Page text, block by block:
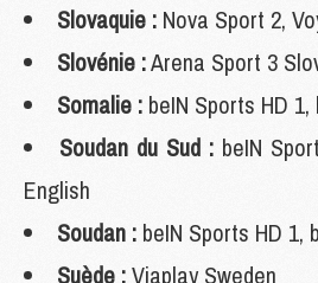
Slovaquie : Nova Sport 2,
Slovénie :Arena Sport 3
Somalie : beIN Sports HD
Soudan du Sud : beIN
English
Soudan : beIN Sports HD 1,
Suède :Viaplay Sweden